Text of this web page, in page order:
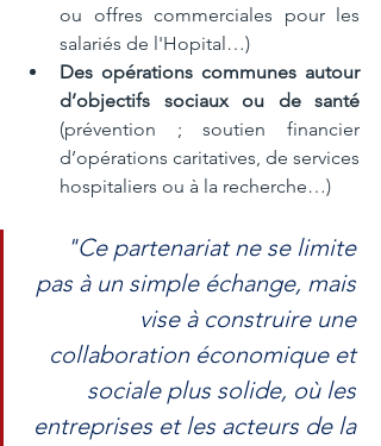
ou offres commerciales pour les
salariés de l'Hopital…)
Des opérations communes autour
d’objectifs sociaux ou de santé
(prévention ; soutien financier
d’opérations caritatives, de services
hospitaliers ou à la recherche…)
"Ce partenariat ne se limite
pas à un simple échange, mais
vise à construire une
collaboration économique et
sociale plus solide, où les
entreprises et les acteurs de la